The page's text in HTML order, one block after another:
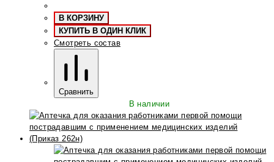
В КОРЗИНУ
КУПИТЬ В ОДИН КЛИК
Смотреть состав
Сравнить
В наличии